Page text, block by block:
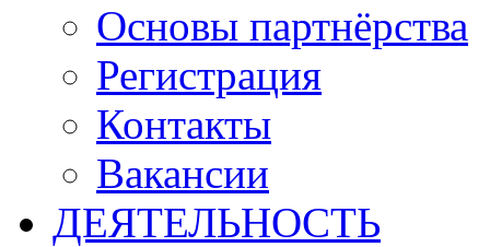
Основы партнёрства
Регистрация
Контакты
Вакансии
ДЕЯТЕЛЬНОСТЬ